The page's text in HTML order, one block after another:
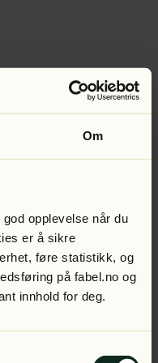
Om
opplevelse når du
er å sikre
føre statistikk, og
på fabel.no og
innhold for deg.